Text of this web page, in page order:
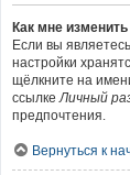
Как мне
Если вы
настройки
щёлкните на
ссылкеЛичный
предпочтения.
Вернуться к